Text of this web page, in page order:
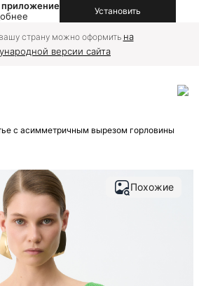
приложение
Установить
страну можно оформить на
версии сайта
с асимметричным вырезом горловины
Похожие